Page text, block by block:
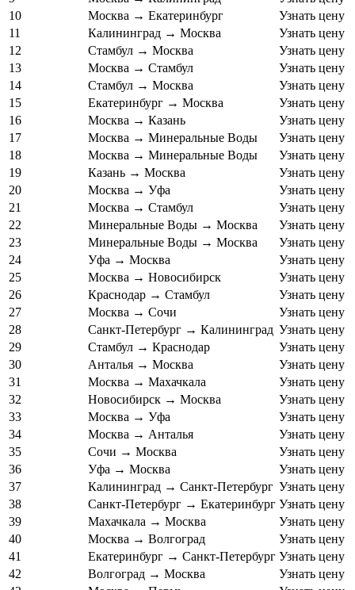
10
Москва → Екатеринбург
Узнать цену
11
Калининград → Москва
Узнать цену
12
Стамбул → Москва
Узнать цену
13
Москва → Стамбул
Узнать цену
14
Стамбул → Москва
Узнать цену
15
Екатеринбург → Москва
Узнать цену
16
Москва → Казань
Узнать цену
17
Москва → Минеральные Воды
Узнать цену
18
Москва → Минеральные Воды
Узнать цену
19
Казань → Москва
Узнать цену
20
Москва → Уфа
Узнать цену
21
Москва → Стамбул
Узнать цену
22
Минеральные Воды → Москва
Узнать цену
23
Минеральные Воды → Москва
Узнать цену
24
Уфа → Москва
Узнать цену
25
Москва → Новосибирск
Узнать цену
26
Краснодар → Стамбул
Узнать цену
27
Москва → Сочи
Узнать цену
28
Санкт-Петербург → Калининград Узнать цену
29
Стамбул → Краснодар
Узнать цену
30
Анталья → Москва
Узнать цену
31
Москва → Махачкала
Узнать цену
32
Новосибирск → Москва
Узнать цену
33
Москва → Уфа
Узнать цену
34
Москва → Анталья
Узнать цену
35
Сочи → Москва
Узнать цену
36
Уфа → Москва
Узнать цену
37
Калининград → Санкт-Петербург Узнать цену
38
Санкт-Петербург → Екатеринбург Узнать цену
39
Махачкала → Москва
Узнать цену
40
Москва → Волгоград
Узнать цену
41
Екатеринбург → Санкт-Петербург Узнать цену
42
Волгоград → Москва
Узнать цену